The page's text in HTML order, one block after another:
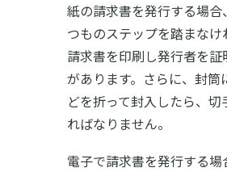
紙の請求書を発行する場合
つものステップを踏まな
請求書を印刷し発行者を
があります。さらに、封
どを折って封入したら、
ればなりません。
電子で請求書を発行する